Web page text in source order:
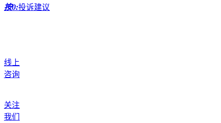
按0:投诉建议
线上
咨询
关注
我们